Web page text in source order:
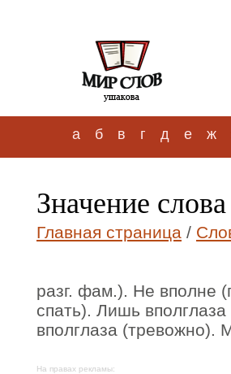
а б в г д е ж
Значение
Главная страница /
разг. фам.). Не вполне
спать). Лишь
вполглаза (тревожно).
На правах рекламы: